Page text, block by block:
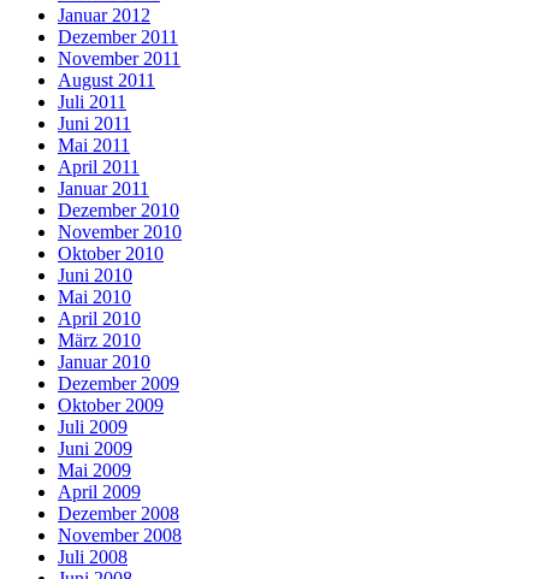
Januar 2012
Dezember 2011
November 2011
August 2011
Juli 2011
Juni 2011
Mai 2011
April 2011
Januar 2011
Dezember 2010
November 2010
Oktober 2010
Juni 2010
Mai 2010
April 2010
März 2010
Januar 2010
Dezember 2009
Oktober 2009
Juli 2009
Juni 2009
Mai 2009
April 2009
Dezember 2008
November 2008
Juli 2008